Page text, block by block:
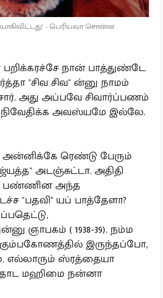
- பெரியவா சொன்ன
நான் பாத்துண்டே
"சிவ சிவ" ன்னு நாமம்
அது அப்பவே சிவார்ப்பணம்
நிவேதிக்க அவஸ்யமே இல்லே.
அன்னிக்கே ரெண்டு பேரும்
அடஞ்சுட்டா. அதிதி
பண்ணின அந்த
"பதவி" யப் பாத்தேளா?
ஞாபகம் ( 1938-39). நம்ம
இருந்தப்போ,
எல்லாரும் ஸ்ரத்தையா
மஹிமை நன்னா